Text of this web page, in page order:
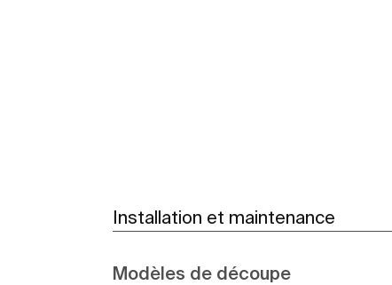
Installation et maintenance
Modèles de découpe